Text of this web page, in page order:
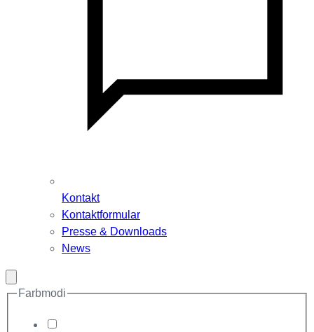
Kontakt
Kontaktformular
Presse & Downloads
News
schließen
Farbmodi